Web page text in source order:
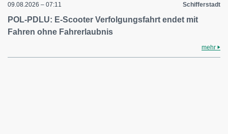
09.08.2026 – 07:11 Schifferstadt
POL-PDLU: E-Scooter Verfolgungsfahrt endet mit
Fahren ohne Fahrerlaubnis
mehr